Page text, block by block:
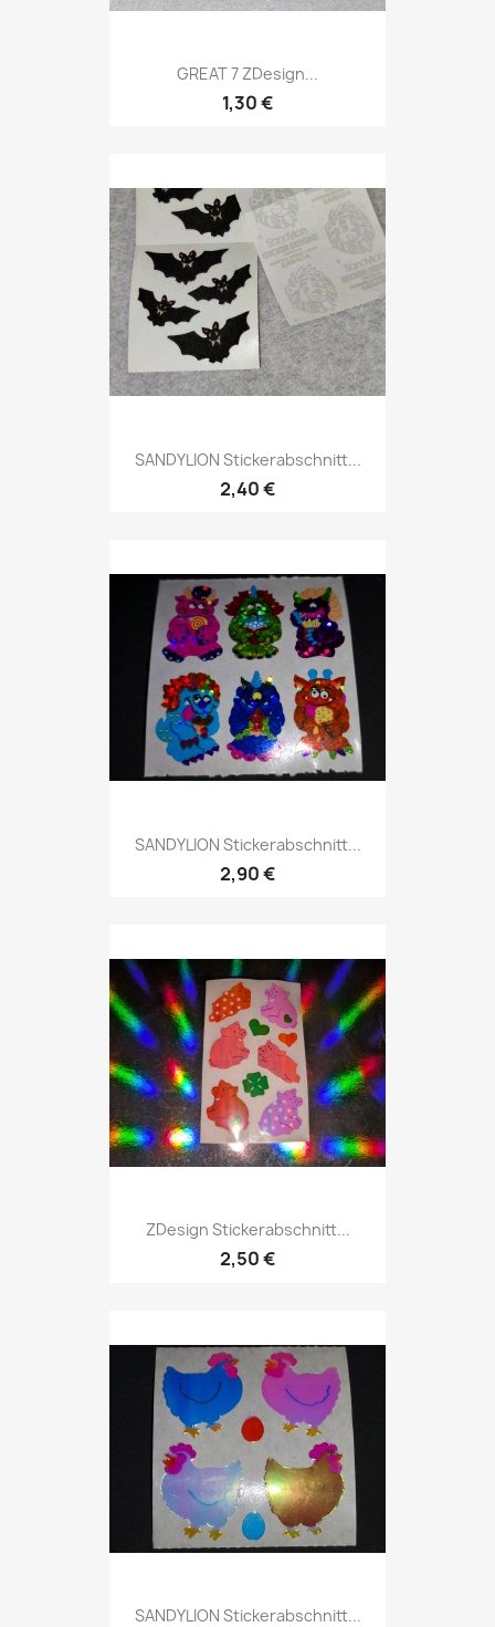
GREAT 7 ZDesign...
1,30 €
SANDYLION Stickerabschnitt...
2,40 €
SANDYLION Stickerabschnitt...
2,90 €
ZDesign Stickerabschnitt...
2,50 €
SANDYLION Stickerabschnitt...